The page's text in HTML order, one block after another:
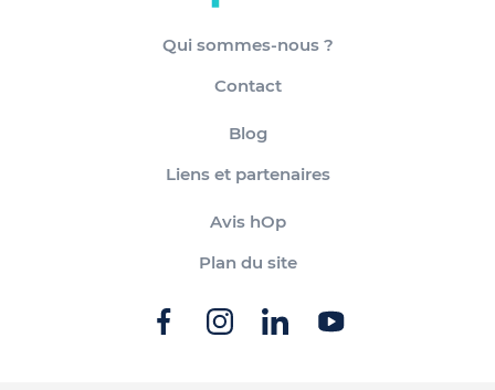
Qui sommes-nous ?
Contact
Blog
Liens et partenaires
Avis hOp
Plan du site